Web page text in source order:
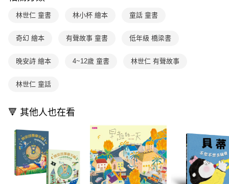
用戶於交易時，得透過本服務購買商品或服務，並由商店將買賣／分期付款
買賣價金債權讓與本公司後，依約使用本公司帳單繳交帳款。
資料（包含姓名、電話或地址）提供予台灣大哥大進項蒐集、處理及利用，
3.完整用戶服務條款，請詳閱以下連結：
https://oppay.tw/userRule
購買商品的店家。未經商家同意取消之訂單仍視為有效，需透過AFTEE先享
※ 交易是否成功請以「AFTEE先享後付 」之結帳頁面顯示為準，若有關於
是否繳費成功／繳費後需取消欲退款等相關疑問，請聯繫「AFTEE先享後付
易，需依本服務之必要範圍內提供個人資料，並將交易相關給付款項請求債
２．關於個人資料處理事宜，請瀏覽以下網址：
https://aftee.tw/terms/#terms3
３．未成年的使用者請事先徵得法定代理人或監護人之同意方可使用
「AFTEE先享後付」，若未經同意申辦者引起之損失，本公司不負相關責
任。
４．使用「AFTEE先享後付」時，將依據個別帳號之用戶狀況，依本公司即
時審查核予不同之上限額度；若仍有額度不足之情形，本公司將視審查結果
請求用戶進行身份認證。
５．嚴禁一人註冊多個帳號或使用他人資訊註冊。若發現惡意使用之情形，
每筆NT$70，滿NT$800(含以上)免運費
離島宅配（澎湖、金門、馬祖、小琉球；不適用於郵局i郵箱）
海外包裹航空運送
林世仁 童書 林小杯 繪本 童話 童書
奇幻 繪本 有聲故事 童書 低年級 橋梁書
晚安詩 繪本 4~12歲 童書 林世仁 有聲故事
林世仁 童話
🔻 其他人也在看